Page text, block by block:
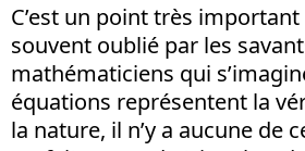
C’est un point très
souvent oublié par les
mathématiciens qui
équations représentent la
la nature, il n’y a aucune de